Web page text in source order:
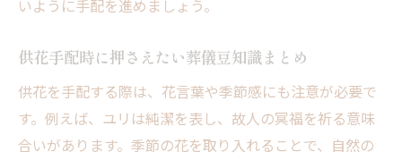
いように手配を進めましょう。
供花手配時に押さえたい葬儀豆知識まとめ
供花を手配する際は、花言葉や季節感にも注意が必要で
す。例えば、ユリは純潔を表し、故人の冥福を祈る意味
合いがあります。季節の花を取り入れることで、自然の